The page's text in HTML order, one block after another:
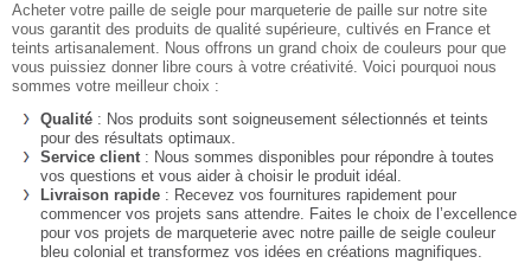
Acheter votre paille de seigle pour marqueterie de paille sur notre site
vous garantit des produits de qualité supérieure, cultivés en France et
teints artisanalement. Nous offrons un grand choix de couleurs pour que
vous puissiez donner libre cours à votre créativité. Voici pourquoi nous
sommes votre meilleur choix :
Qualité : Nos produits sont soigneusement sélectionnés et teints
pour des résultats optimaux.
Service client: Nous sommes disponibles pour répondre à toutes
vos questions et vous aider à choisir le produit idéal.
Livraison rapide : Recevez vos fournitures rapidement pour
commencer vos projets sans attendre. Faites le choix de l’excellence
pour vos projets de marqueterie avec notre paille de seigle couleur
bleu colonial et transformez vos idées en créations magnifiques.